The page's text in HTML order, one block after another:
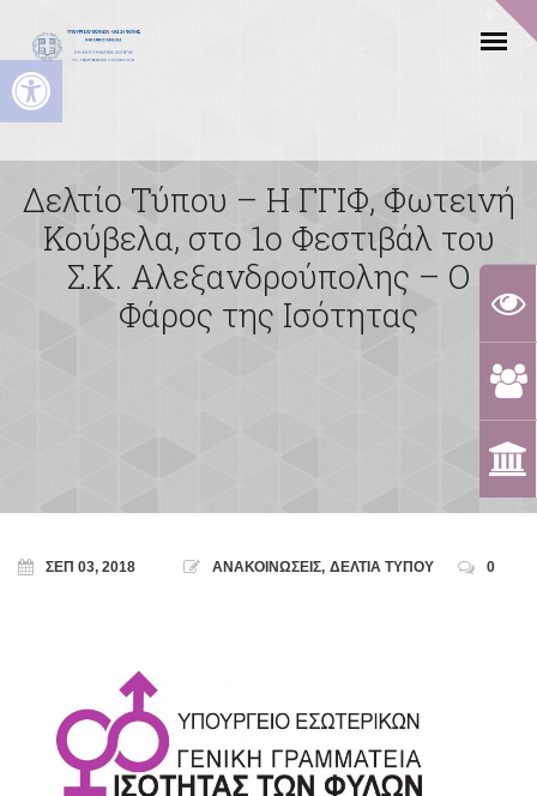
Ανοίξτε τη γραμμή εργαλείων
Δελτίο Τύπου – Η ΓΓΙΦ, Φωτεινή
Κούβελα, στο 1ο Φεστιβάλ του
Σ.Κ. Αλεξανδρούπολης – Ο
Φάρος της Ισότητας
ΣΕΠ 03, 2018 ΑΝΑΚΟΙΝΩΣΕΙΣ, ΔΕΛΤΙΑ ΤΥΠΟΥ 0